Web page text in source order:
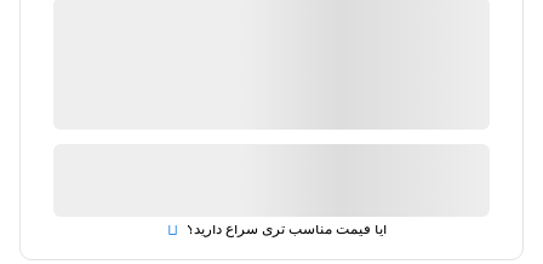
موجود در انبار
آیا قیمت مناسب تری سراغ دارید؟